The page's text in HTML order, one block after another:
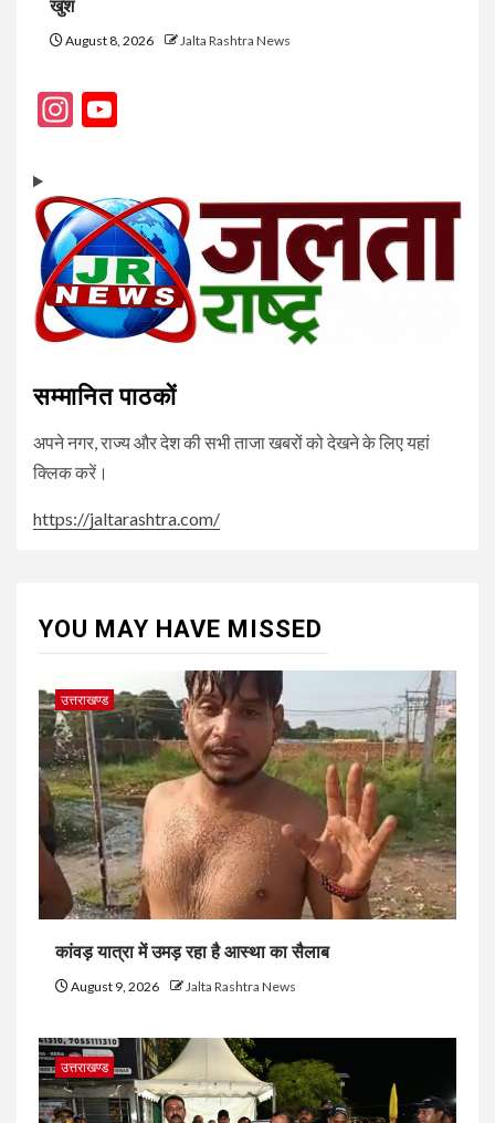
खुश
August 8, 2026 Jalta Rashtra News
Instagram
सम्मानित पाठकों
अपने नगर, राज्य और देश की सभी ताजा खबरों को देखने के लिए यहां
क्लिक करें।
https://jaltarashtra.com/
YOU MAY HAVE MISSED
उत्तराखण्ड
कांवड़ यात्रा में उमड़ रहा है आस्था का सैलाब
August 9, 2026 Jalta Rashtra News
उत्तराखण्ड